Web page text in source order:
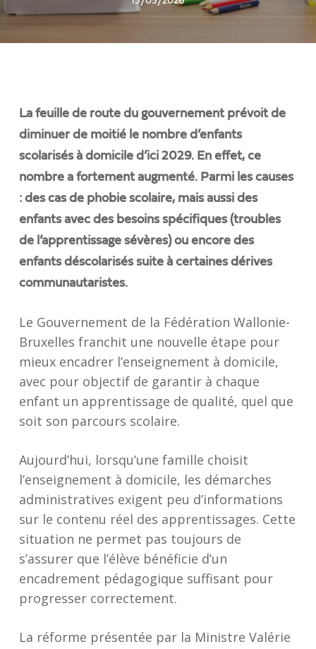
La feuille de route du gouvernement prévoit de
diminuer de moitié le nombre d’enfants
scolarisés à domicile d’ici 2029. En effet, ce
nombre a fortement augmenté. Parmi les causes
: des cas de phobie scolaire, mais aussi des
enfants avec des besoins spécifiques (troubles
de l’apprentissage sévères) ou encore des
enfants déscolarisés suite à certaines dérives
communautaristes.
Le Gouvernement de la Fédération Wallonie-
Bruxelles franchit une nouvelle étape pour
mieux encadrer l’enseignement à domicile,
avec pour objectif de garantir à chaque
enfant un apprentissage de qualité, quel que
soit son parcours scolaire.
Aujourd’hui, lorsqu’une famille choisit
l’enseignement à domicile, les démarches
administratives exigent peu d’informations
sur le contenu réel des apprentissages. Cette
situation ne permet pas toujours de
s’assurer que l’élève bénéficie d’un
encadrement pédagogique suffisant pour
progresser correctement.
La réforme présentée par la Ministre Valérie